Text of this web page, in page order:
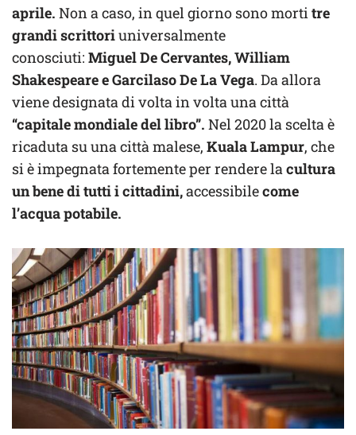
aprile. Non a caso, in quel giorno sono morti tre
grandi scrittoriuniversalmente
conosciuti: Miguel De Cervantes, William
Shakespeare e Garcilaso De La Vega. Da allora
viene designata di volta in volta una città
“capitale mondiale del libro”. Nel 2020 la scelta è
ricaduta su una città malese, Kuala Lampur, che
si è impegnata fortemente per rendere la cultura
un bene di tutti i cittadini,accessibilecome
l’acqua potabile.